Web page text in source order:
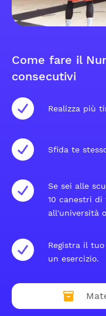
Come fare il
consecutivi
Realizza più
Sfida te
Se sei alle
10 canestri di
all'università
Registra il
un esercizio.